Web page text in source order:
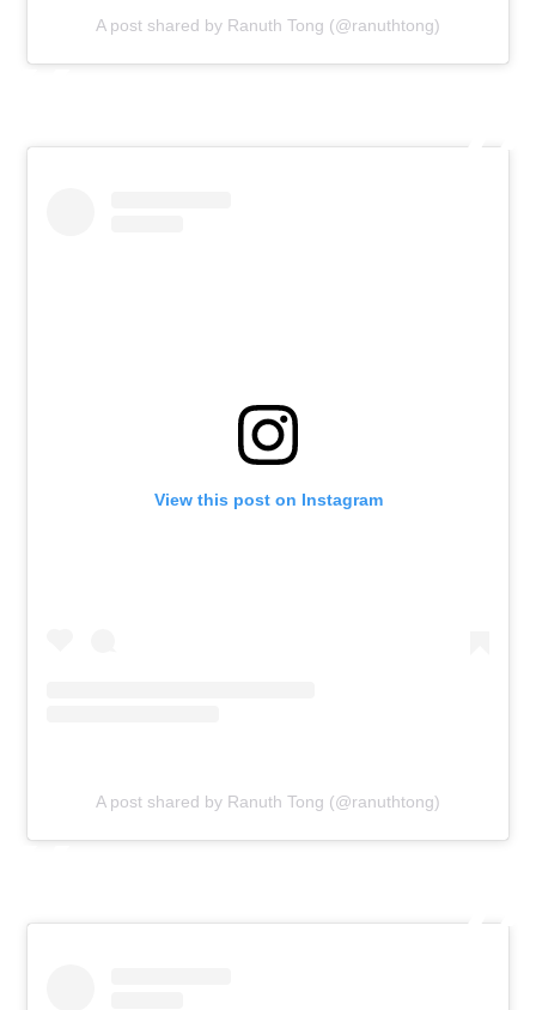
A post shared by Ranuth Tong (@ranuthtong)
View this post on Instagram
A post shared by Ranuth Tong (@ranuthtong)